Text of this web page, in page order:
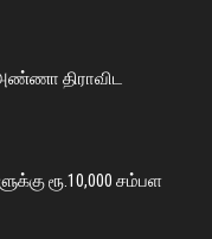
திராவிட
ரூ.10,000 சம்பள